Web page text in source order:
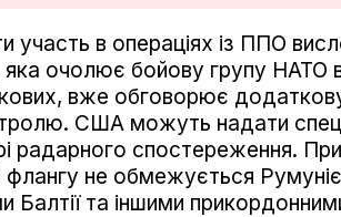
участь в операціях із ППО
яка очолює бойову групу НАТО
вже обговорює
США можуть надати
радарного спостереження.
флангу не обмежується
Балтії та іншими